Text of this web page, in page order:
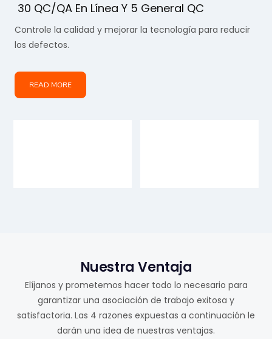
30 QC/QA En Línea Y 5 General QC
Controle la calidad y mejorar la tecnología para reducir
los defectos.
READ MORE
Nuestra Ventaja
Elíjanos y prometemos hacer todo lo necesario para
garantizar una asociación de trabajo exitosa y
satisfactoria. Las 4 razones expuestas a continuación le
darán una idea de nuestras ventajas.